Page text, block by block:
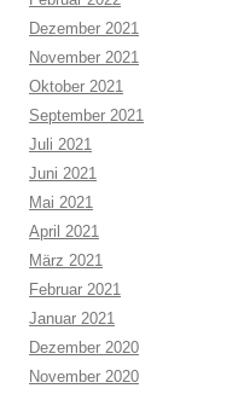
Dezember 2021
November 2021
Oktober 2021
September 2021
Juli 2021
Juni 2021
Mai 2021
April 2021
März 2021
Februar 2021
Januar 2021
Dezember 2020
November 2020